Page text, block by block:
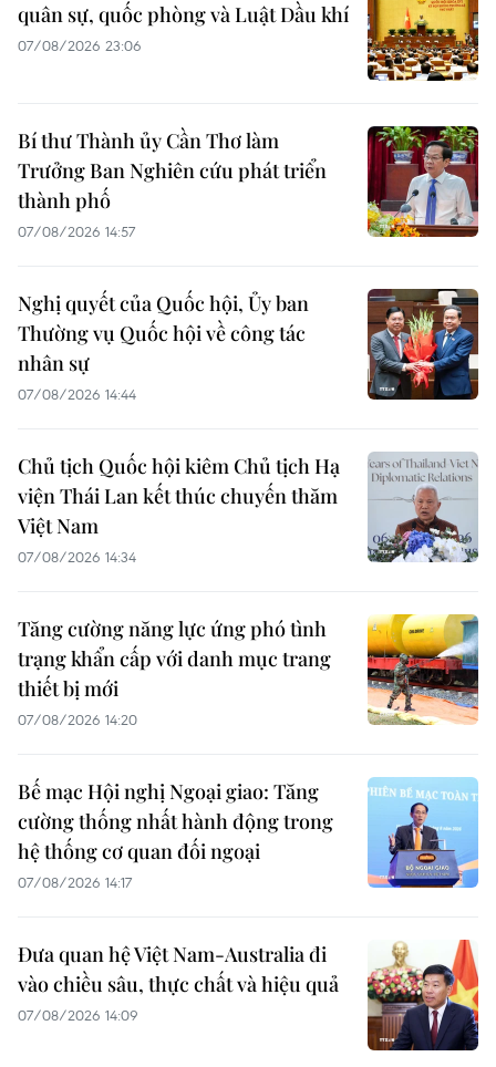
quân sự, quốc phòng và Luật Dầu khí
07/08/2026 23:06
Bí thư Thành ủy Cần Thơ làm
Trưởng Ban Nghiên cứu phát triển
thành phố
07/08/2026 14:57
Nghị quyết của Quốc hội, Ủy ban
Thường vụ Quốc hội về công tác
nhân sự
07/08/2026 14:44
Chủ tịch Quốc hội kiêm Chủ tịch Hạ
viện Thái Lan kết thúc chuyến thăm
Việt Nam
07/08/2026 14:34
Tăng cường năng lực ứng phó tình
trạng khẩn cấp với danh mục trang
thiết bị mới
07/08/2026 14:20
Bế mạc Hội nghị Ngoại giao: Tăng
cường thống nhất hành động trong
hệ thống cơ quan đối ngoại
07/08/2026 14:17
Đưa quan hệ Việt Nam-Australia đi
vào chiều sâu, thực chất và hiệu quả
07/08/2026 14:09